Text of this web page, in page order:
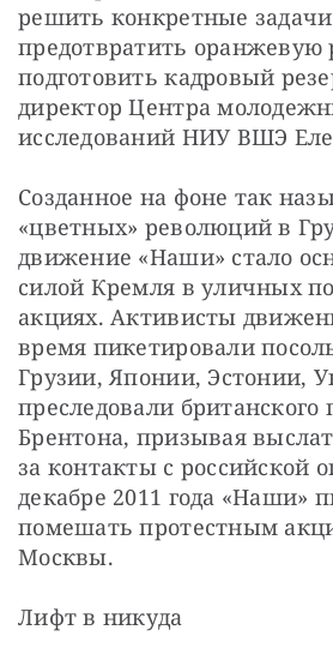
решить конкретные
предотвратить
подготовить кадровый
директор Центра
исследований НИУ ВШЭ
Созданное на фоне так
«цветных» революций в
движение «Наши» стало
силой Кремля в уличных
акциях. Активисты
время пикетировали
Грузии, Японии, Эстонии,
преследовали британского
Брентона, призывая
за контакты с российской
декабре 2011 года «Наши»
помешать протестным
Москвы.
Лифт в никуда